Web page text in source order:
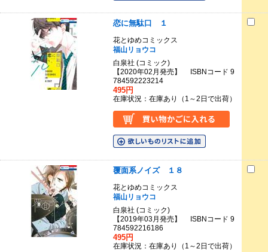
恋に無駄口 １
花とゆめコミックス
福山リョウコ
白泉社 (コミック)
【2020年02月発売】 ISBNコード 9
784592223214
495円
在庫状況：在庫あり（1～2日で出荷）
覆面系ノイズ １８
花とゆめコミックス
福山リョウコ
白泉社 (コミック)
【2019年03月発売】 ISBNコード 9
784592216186
495円
在庫状況：在庫あり（1～2日で出荷）